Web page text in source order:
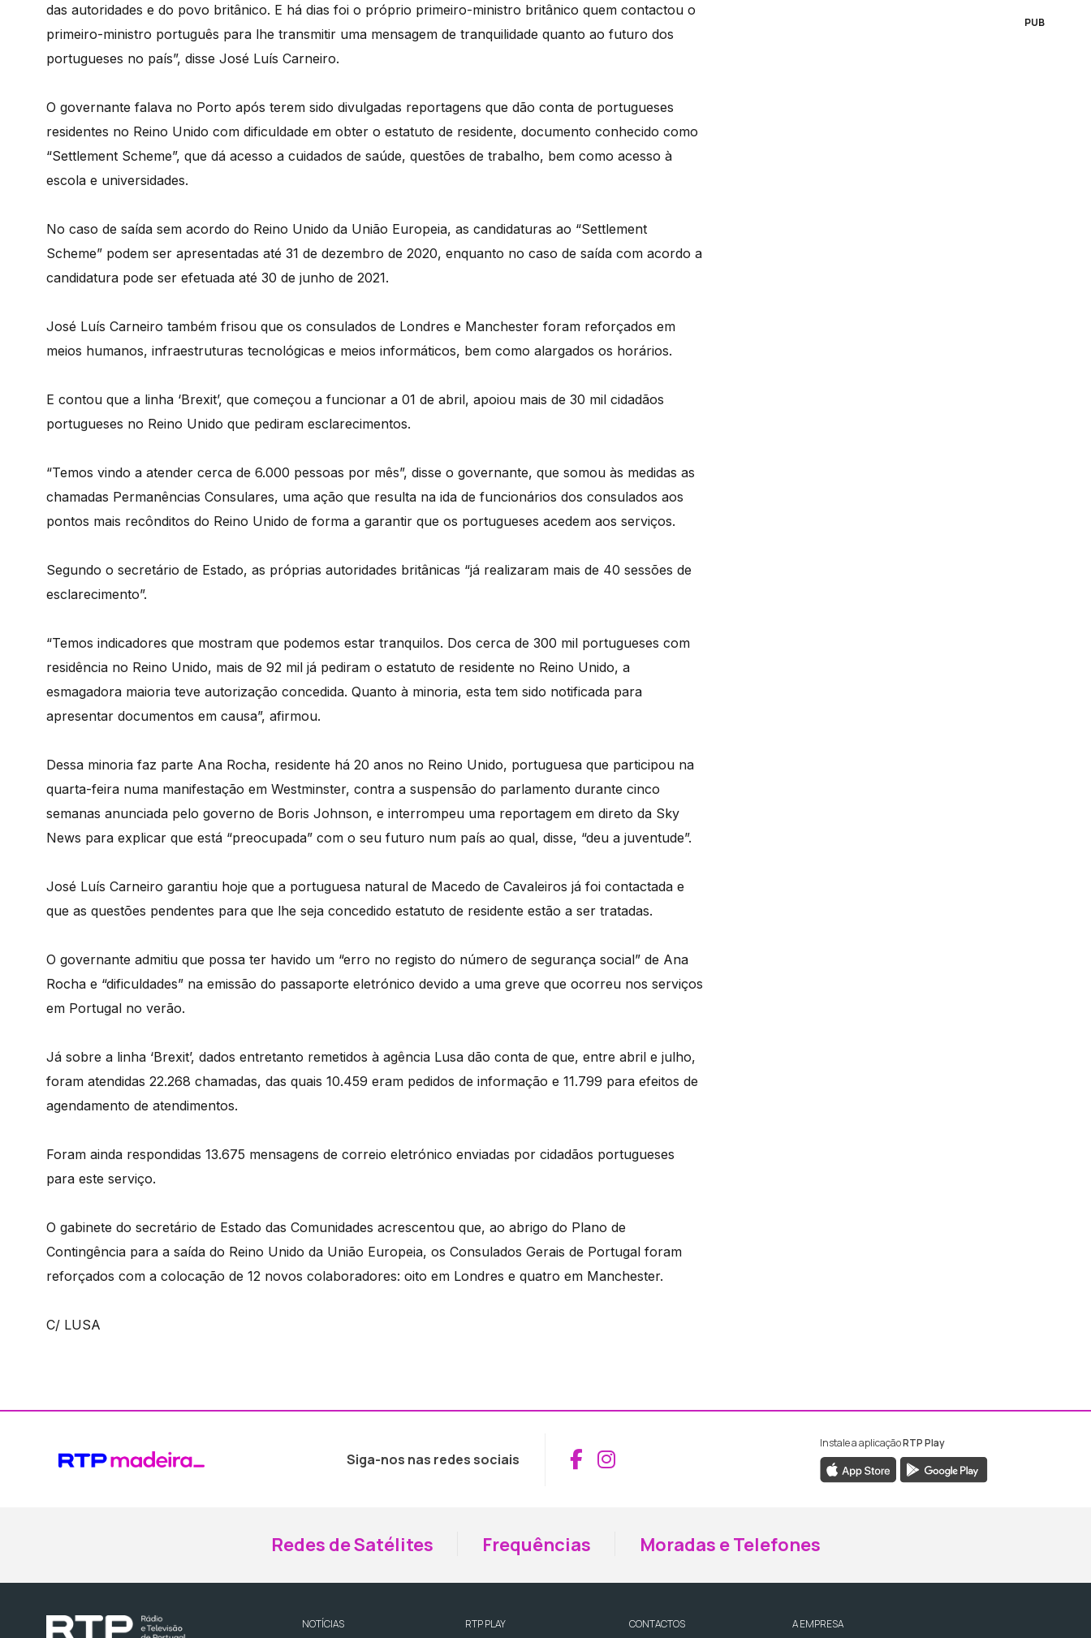
das autoridades e do povo britânico. E há dias foi o próprio primeiro-ministro britânico quem contactou o
primeiro-ministro português para lhe transmitir uma mensagem de tranquilidade quanto ao futuro dos
portugueses no país”, disse José Luís Carneiro.
O governante falava no Porto após terem sido divulgadas reportagens que dão conta de portugueses
residentes no Reino Unido com dificuldade em obter o estatuto de residente, documento conhecido como
“Settlement Scheme”, que dá acesso a cuidados de saúde, questões de trabalho, bem como acesso à
escola e universidades.
No caso de saída sem acordo do Reino Unido da União Europeia, as candidaturas ao “Settlement
Scheme” podem ser apresentadas até 31 de dezembro de 2020, enquanto no caso de saída com acordo a
candidatura pode ser efetuada até 30 de junho de 2021.
José Luís Carneiro também frisou que os consulados de Londres e Manchester foram reforçados em
meios humanos, infraestruturas tecnológicas e meios informáticos, bem como alargados os horários.
E contou que a linha ‘Brexit’, que começou a funcionar a 01 de abril, apoiou mais de 30 mil cidadãos
portugueses no Reino Unido que pediram esclarecimentos.
“Temos vindo a atender cerca de 6.000 pessoas por mês”, disse o governante, que somou às medidas as
chamadas Permanências Consulares, uma ação que resulta na ida de funcionários dos consulados aos
pontos mais recônditos do Reino Unido de forma a garantir que os portugueses acedem aos serviços.
Segundo o secretário de Estado, as próprias autoridades britânicas “já realizaram mais de 40 sessões de
esclarecimento”.
“Temos indicadores que mostram que podemos estar tranquilos. Dos cerca de 300 mil portugueses com
residência no Reino Unido, mais de 92 mil já pediram o estatuto de residente no Reino Unido, a
esmagadora maioria teve autorização concedida. Quanto à minoria, esta tem sido notificada para
apresentar documentos em causa”, afirmou.
Dessa minoria faz parte Ana Rocha, residente há 20 anos no Reino Unido, portuguesa que participou na
quarta-feira numa manifestação em Westminster, contra a suspensão do parlamento durante cinco
semanas anunciada pelo governo de Boris Johnson, e interrompeu uma reportagem em direto da Sky
News para explicar que está “preocupada” com o seu futuro num país ao qual, disse, “deu a juventude”.
José Luís Carneiro garantiu hoje que a portuguesa natural de Macedo de Cavaleiros já foi contactada e
que as questões pendentes para que lhe seja concedido estatuto de residente estão a ser tratadas.
O governante admitiu que possa ter havido um “erro no registo do número de segurança social” de Ana
Rocha e “dificuldades” na emissão do passaporte eletrónico devido a uma greve que ocorreu nos serviços
em Portugal no verão.
Já sobre a linha ‘Brexit’, dados entretanto remetidos à agência Lusa dão conta de que, entre abril e julho,
foram atendidas 22.268 chamadas, das quais 10.459 eram pedidos de informação e 11.799 para efeitos de
agendamento de atendimentos.
Foram ainda respondidas 13.675 mensagens de correio eletrónico enviadas por cidadãos portugueses
para este serviço.
O gabinete do secretário de Estado das Comunidades acrescentou que, ao abrigo do Plano de
Contingência para a saída do Reino Unido da União Europeia, os Consulados Gerais de Portugal foram
reforçados com a colocação de 12 novos colaboradores: oito em Londres e quatro em Manchester.
C/ LUSA
PUB
Siga-nos nas redes sociais Aceder ao Facebook da RTP Madeira
Aceder ao Instagram da RTP Madeira
Instale a aplicaçãoRTP Play
Redes de Satélites Frequências Moradas e Telefones
NOTÍCIAS
RTP PLAY
CONTACTOS
A EMPRESA